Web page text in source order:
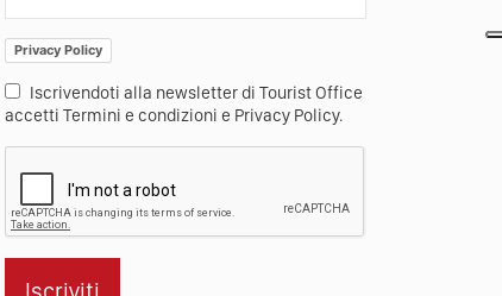
Privacy Policy
Iscrivendoti alla newsletter di Tourist Office
accetti Termini e condizioni e Privacy Policy.